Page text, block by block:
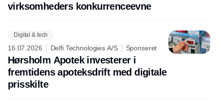
virksomheders konkurrenceevne
Digital & tech
16.07.2026 Delfi Technologies A/S Sponseret
Hørsholm Apotek investerer i
fremtidens apoteksdrift med digitale
prisskilte